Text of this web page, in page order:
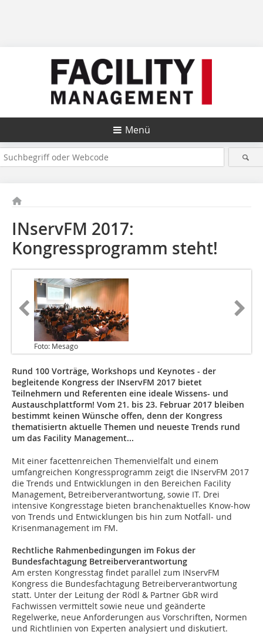
Menü
INservFM 2017:
Kongressprogramm steht!
Foto: Mesago
Rund 100 Vorträge, Workshops und Keynotes - der
begleitende Kongress der INservFM 2017 bietet
Teilnehmern und Referenten eine ideale Wissens- und
Austauschplattform! Vom 21. bis 23. Februar 2017 bleiben
bestimmt keinen Wünsche offen, denn der Kongress
thematisiertn aktuelle Themen und neueste Trends rund
um das Facility Management...
Mit einer facettenreichen Themenvielfalt und einem
umfangreichen Kongressprogramm zeigt die INservFM 2017
die Trends und Entwicklungen in den Bereichen Facility
Management, Betreiberverantwortung, sowie IT. Drei
intensive Kongresstage bieten branchenaktuelles Know-how
von Trends und Entwicklungen bis hin zum Notfall- und
Krisenmanagement im FM.
Rechtliche Rahmenbedingungen im Fokus der
Bundesfachtagung Betreiberverantwortung
Am ersten Kongresstag findet parallel zum INservFM
Kongress die Bundesfachtagung Betreiberverantwortung
statt. Unter der Leitung der Rödl & Partner GbR wird
Fachwissen vermittelt sowie neue und geänderte
Regelwerke, neue Anforderungen aus Vorschriften, Normen
und Richtlinien von Experten analysiert und diskutiert.